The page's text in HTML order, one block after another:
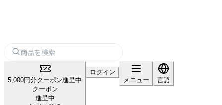
5,000円分クーポン進呈中
クーポン
進呈中
ログイン
メニュー
言語